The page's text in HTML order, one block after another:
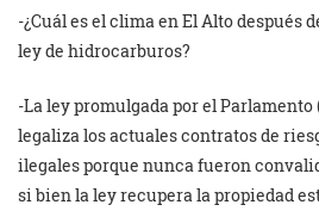
-¿Cuál es el clima en El Alto después
ley de hidrocarburos?
-La ley promulgada por el
legaliza los actuales contratos de
ilegales porque nunca fueron
si bien la ley recupera la propiedad